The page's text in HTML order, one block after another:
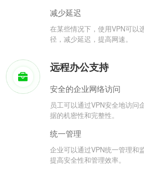
减少延迟
在某些情况下，使用VPN可以
径，减少延迟，提高网速。
远程办公支持
安全的企业网络访问
员工可以通过VPN安全地访问
据的机密性和完整性。
统一管理
企业可以通过VPN统一管理和
提高安全性和管理效率。